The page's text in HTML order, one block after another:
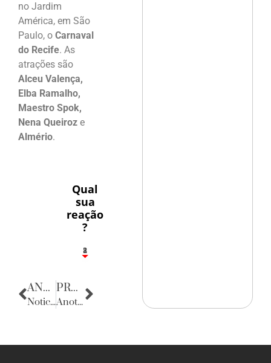
no Jardim
América, em São
Paulo, o Carnaval
do Recife. As
atrações são
Alceu Valença,
Elba Ramalho,
Maestro Spok,
Nena Queiroz e
Almério.
Qual
sua
reação
?
1
2
8
ANTERIOR
Noticias de Alagoas
PRÓXIMA
Anotações do Cotidiano